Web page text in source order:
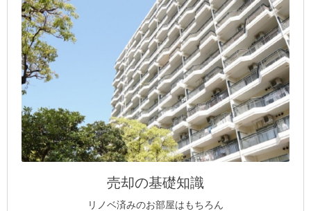
売却の基礎知識
リノベ済みのお部屋はもちろん